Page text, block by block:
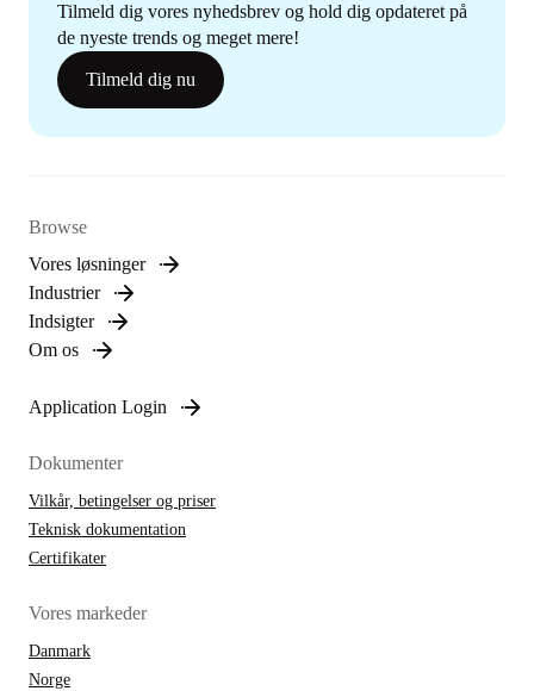
Tilmeld dig vores nyhedsbrev og hold dig opdateret på
de nyeste trends og meget mere!
Tilmeld dig nu
Browse
Vores løsninger
Industrier
Indsigter
Om os
Application Login
Dokumenter
Vilkår, betingelser og priser
Teknisk dokumentation
Certifikater
Vores markeder
Danmark
Norge